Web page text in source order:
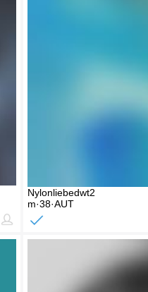
Nylonliebedwt2
m·38·AUT